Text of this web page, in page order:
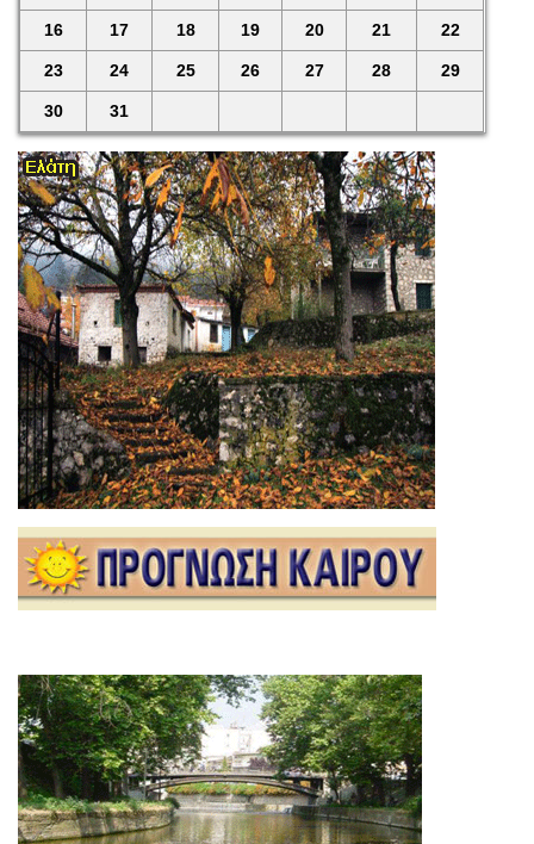
16 17 18 19 20 21 22
23 24 25 26 27 28 29
30 31